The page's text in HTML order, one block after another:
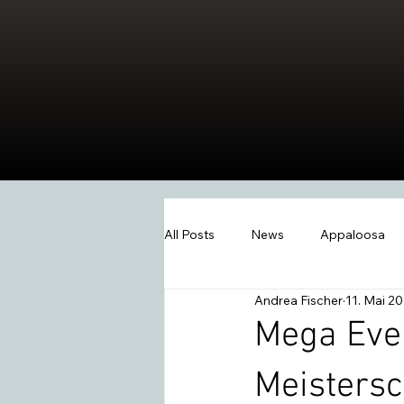
All Posts News Appaloosa
Wissen Swiss
Extreme Trail
Mega
Andrea Fischer 11. Mai